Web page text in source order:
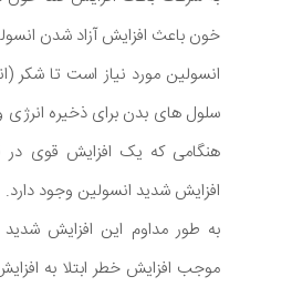
خون باعث افزایش آزاد شدن
انسولین مورد نیاز است تا شکر
سلول های بدن برای ذخیره انرژی
هنگامی که یک افزایش قوی در
افزایش شدید انسولین وجود دارد.
به طور مداوم این افزایش شدید